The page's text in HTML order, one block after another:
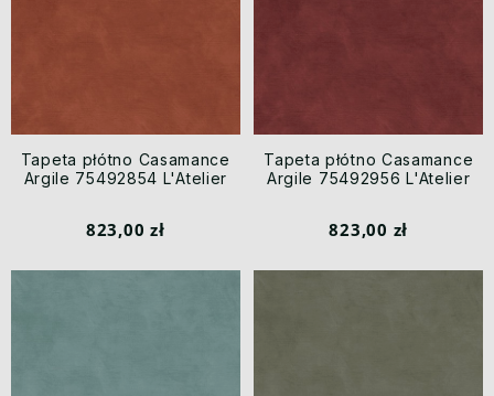
Tapeta płótno Casamance
Argile 75492854 L'Atelier
823,00 zł
Tapeta płótno Casamance
Argile 75492956 L'Atelier
823,00 zł